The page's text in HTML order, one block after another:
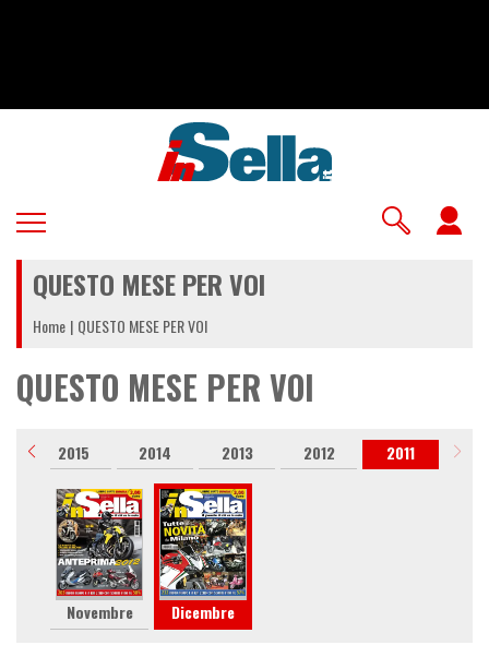
QUESTO MESE PER VOI
Home QUESTO MESE PER VOI
QUESTO MESE PER VOI
2015 2014 2013 2012 2011
Novembre Dicembre